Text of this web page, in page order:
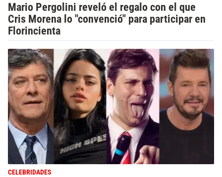
Mario Pergolini reveló el regalo con el que
Cris Morena lo "convenció" para participar en
Florincienta
CELEBRIDADES